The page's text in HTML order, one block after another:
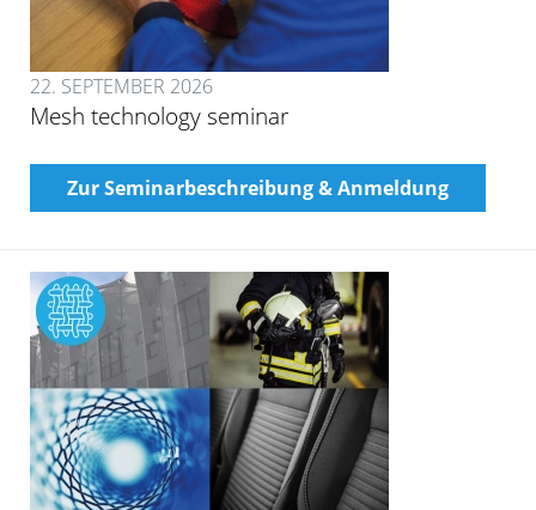
22. SEPTEMBER 2026
Mesh technology seminar
Zur Seminarbeschreibung & Anmeldung